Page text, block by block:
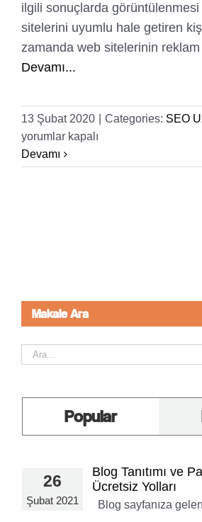
ilgili sonuçlarda
sitelerini uyumlu hale getiren
zamanda web sitelerinin reklam
Devamı...
13 Şubat 2020 Categories: SEO
yorumlar kapalı
Devamı
Makale Ara
Ara:
Popular
26
Şubat 2021
Blog Tanıtımı ve
Ücretsiz Yolları
Blog sayfanıza gelen